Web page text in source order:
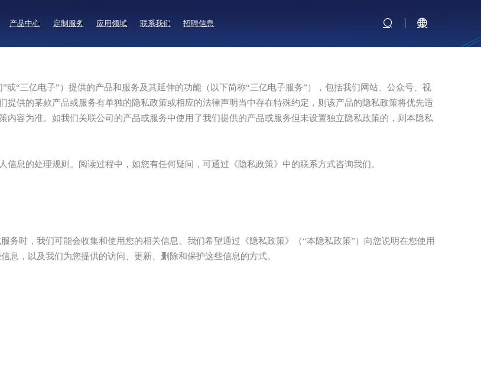
产品中心 定制服务 应用领域 联系我们 招聘信息
“三亿电子”）提供的产品和服务及其延伸的功能（以下简称“三亿电子服务”），包括我们网站、公众号、视
供的某款产品或服务有单独的隐私政策或相应的法律声明当中存在特殊约定，则该产品的隐私政策将优先适
内容为准。如我们关联公司的产品或服务中使用了我们提供的产品或服务但未设置独立隐私政策的，则本隐私
息的处理规则。阅读过程中，如您有任何疑问，可通过《隐私政策》中的联系方式咨询我们。
务时，我们可能会收集和使用您的相关信息。我们希望通过《隐私政策》（“本隐私政策”）向您说明在您使用
，以及我们为您提供的访问、更新、删除和保护这些信息的方式。